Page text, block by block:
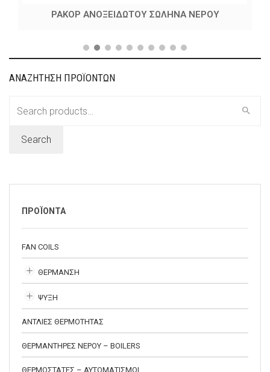
ΡΑΚΟΡ ΑΝΟΞΕΙΔΩΤΟΥ ΣΩΛΗΝΑ ΝΕΡΟΥ
ΑΝΑΖΗΤΗΣΗ ΠΡΟΪΟΝΤΩΝ
Search
ΠΡΟΪΟΝΤΑ
FAN COILS
ΘΕΡΜΑΝΣΗ
ΨΥΞΗ
ΑΝΤΛΙΕΣ ΘΕΡΜΟΤΗΤΑΣ
ΘΕΡΜΑΝΤΗΡΕΣ ΝΕΡΟΥ – BOILERS
ΘΕΡΜΟΣΤΑΤΕΣ – ΑΥΤΟΜΑΤΙΣΜΟΙ